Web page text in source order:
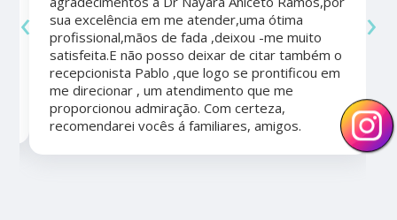
sua excelência em me atender,uma ótima
profissional,mãos de fada ,deixou -me muito
satisfeita.E não posso deixar de citar também o
recepcionista Pablo ,que logo se prontificou em
me direcionar , um atendimento que me
proporcionou admiração. Com certeza,
recomendarei vocês á familiares, amigos.
‹ ›